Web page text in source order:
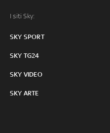
I siti Sky:
SKY SPORT
SKY TG24
SKY VIDEO
SKY ARTE